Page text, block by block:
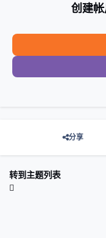
创建
分享
转到主题列表